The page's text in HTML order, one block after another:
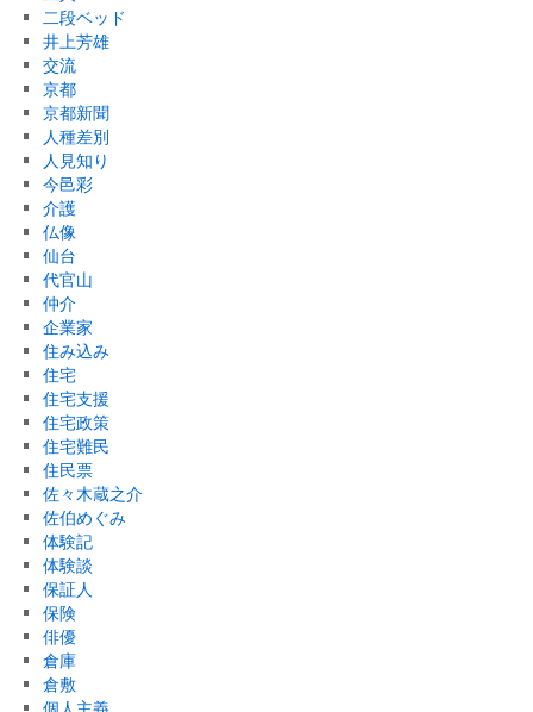
二段ベッド
井上芳雄
交流
京都
京都新聞
人種差別
人見知り
今邑彩
介護
仏像
仙台
代官山
仲介
企業家
住み込み
住宅
住宅支援
住宅政策
住宅難民
住民票
佐々木蔵之介
佐伯めぐみ
体験記
体験談
保証人
保険
俳優
倉庫
倉敷